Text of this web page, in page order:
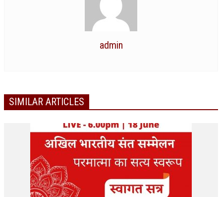
ALL PHOTOS FOR (DOWNLOAD HR)
GYAN SAROVAR (LAKE OF KNOWLEDGE)
MANMOHANIVAN
PEACE PARK
PANDAV BHAWAN
admin
SIMILAR ARTICLES